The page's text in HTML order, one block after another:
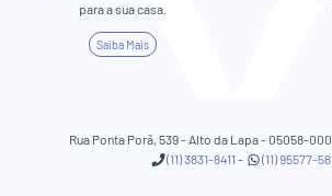
para a sua casa.
Saiba Mais
Rua Ponta Porã, 539 - Alto da Lapa - 05058-
(11) 3831-8411 - (11) 95577-